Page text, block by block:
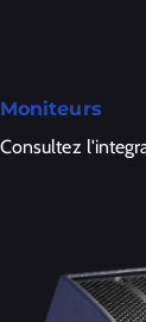
Moniteurs
Consultez